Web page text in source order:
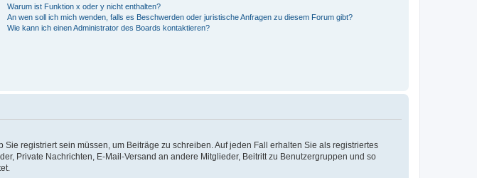
Warum ist Funktion x oder y nicht enthalten?
An wen soll ich mich wenden, falls es Beschwerden oder juristische Anfragen zu diesem Forum gibt?
Wie kann ich einen Administrator des Boards kontaktieren?
registriert sein müssen, um Beiträge zu schreiben. Auf jeden Fall erhalten Sie als registriertes
Private Nachrichten, E-Mail-Versand an andere Mitglieder, Beitritt zu Benutzergruppen und so